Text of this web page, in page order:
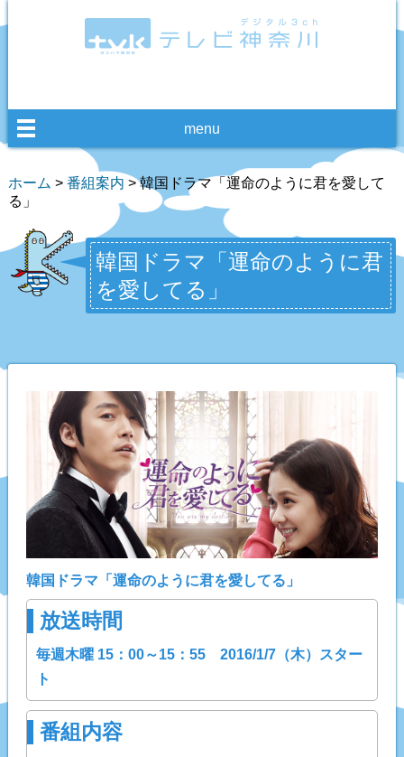
menu
ホーム > 番組案内 > 韓国ドラマ「運命のように君を愛して
る」
韓国ドラマ「運命のように君
を愛してる」
韓国ドラマ「運命のように君を愛してる」
放送時間
毎週木曜 15：00～15：55 2016/1/7（木）スター
ト
番組内容